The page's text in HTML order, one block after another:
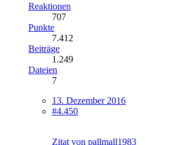
Reaktionen
707
Punkte
7.412
Beiträge
1.249
Dateien
7
13. Dezember 2016
#4.450
Zitat von pallmall1983